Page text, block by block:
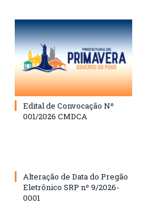
Edital de Convocação Nº
001/2026 CMDCA
Alteração de Data do Pregão
Eletrônico SRP nº 9/2026-
0001